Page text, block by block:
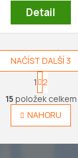
Detail
O
v
l
á
NAČÍST DALŠÍ 3
S
t
r
á
n
k
v
1 2
15 položek celkem
NAHORU